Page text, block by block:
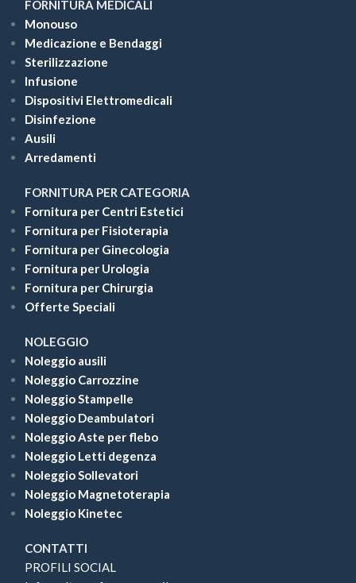
FORNITURA MEDICALI
Monouso
Medicazione e Bendaggi
Sterilizzazione
Infusione
Dispositivi Elettromedicali
Disinfezione
Ausili
Arredamenti
FORNITURA PER CATEGORIA
Fornitura per Centri Estetici
Fornitura per Fisioterapia
Fornitura per Ginecologia
Fornitura per Urologia
Fornitura per Chirurgia
Offerte Speciali
NOLEGGIO
Noleggio ausili
Noleggio Carrozzine
Noleggio Stampelle
Noleggio Deambulatori
Noleggio Aste per flebo
Noleggio Letti degenza
Noleggio Sollevatori
Noleggio Magnetoterapia
Noleggio Kinetec
CONTATTI
PROFILI SOCIAL